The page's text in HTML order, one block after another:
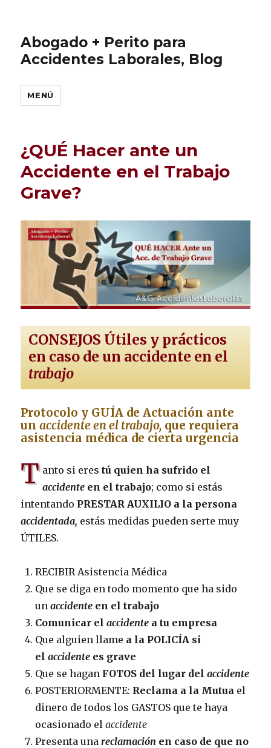
Abogado + Perito para
Accidentes Laborales, Blog
MENÚ
¿QUÉ Hacer ante un
Accidente en el Trabajo
Grave?
CONSEJOS Útiles y prácticos
en caso de un accidente en el
trabajo
Protocolo y GUÍA de Actuación ante
unaccidente en el trabajo, que requiera
asistencia médica de cierta urgencia
T anto si eres tú quien ha sufrido el
accidenteen el trabajo; como si estás
intentando PRESTAR AUXILIO a la persona
accidentada, estás medidas pueden serte muy
ÚTILES.
RECIBIR Asistencia Médica
Que se diga en todo momento que ha sido
unaccidente en el trabajo
Comunicar elaccidente a tu empresa
Que alguien llame a la POLICÍA si
elaccidente es grave
Que se hagan FOTOS del lugar del accidente
POSTERIORMENTE: Reclama a la Mutua el
dinero de todos los GASTOS que te haya
ocasionado elaccidente
Presenta una reclamación en caso de que no